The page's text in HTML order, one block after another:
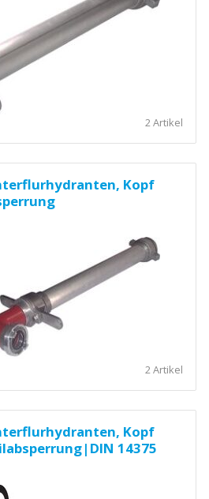
2 Artikel
Kopf
2 Artikel
Kopf
14375